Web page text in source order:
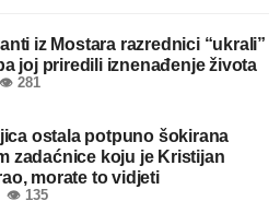
iz Mostara razrednici “ukrali”
joj priredili iznenađenje života
👁 281
ostala potpuno šokirana
zadaćnice koju je Kristijan
morate to vidjeti
👁 135